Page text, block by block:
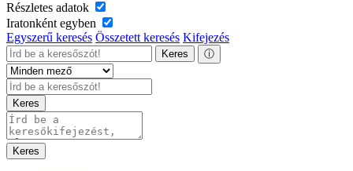
Részletes adatok
Iratonként egyben
Egyszerű keresés Összetett keresés Kifejezés
Keres ⓘ
Keres
Keres